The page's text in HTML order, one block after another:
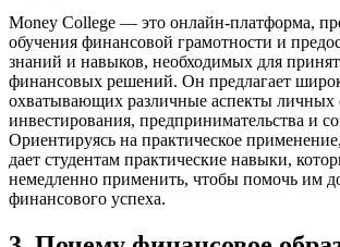
Money College — это онлайн-платформа,
обучения финансовой грамотности и
знаний и навыков, необходимых для
финансовых решений. Он предлагает
охватывающих различные аспекты личных
инвестирования, предпринимательства и
Ориентируясь на практическое
дает студентам практические навыки,
немедленно применить, чтобы помочь им
финансового успеха.